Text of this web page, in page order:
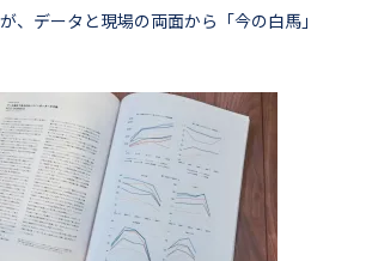
、データと現場の両面から「今の白馬」